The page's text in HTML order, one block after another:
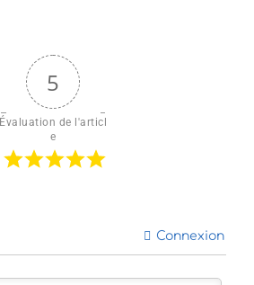
5
Évaluation de l'articl
e
Connexion